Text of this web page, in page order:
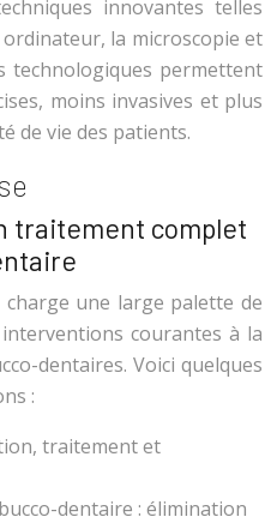
innovantes telles
la microscopie et
technologiques permettent
moins invasives et plus
de vie des patients.
traitement complet
une large palette de
courantes à la
dentaires. Voici quelques
:
traitement et
dentaire : élimination